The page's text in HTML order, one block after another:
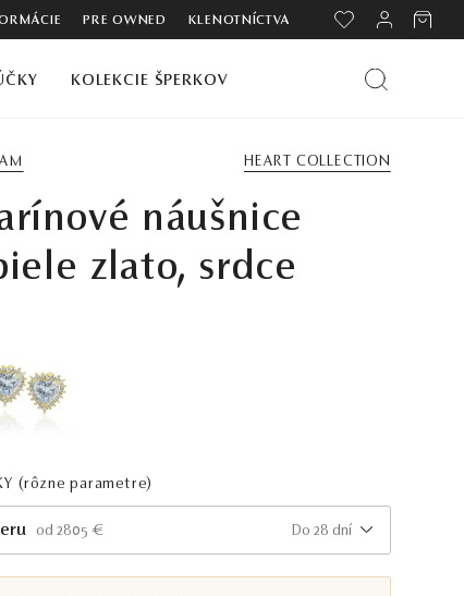
PRE OWNED KLENOTNÍCTVA
KOLEKCIE ŠPERKOV
HEART COLLECTION
náušnice
zlato, srdce
(rôzne parametre)
od 2805 € Do 28 dní